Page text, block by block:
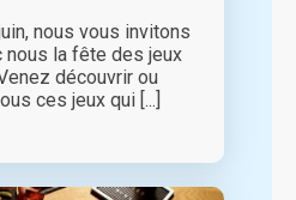
nous vous invitons
nous la fête des jeux
découvrir ou
ces jeux qui [...]